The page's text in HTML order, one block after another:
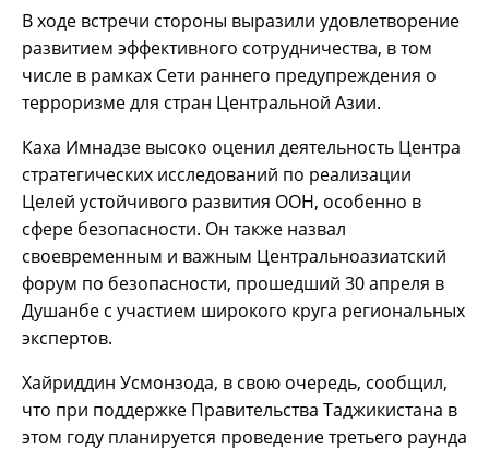
В ходе встречи стороны выразили удовлетворение
развитием эффективного сотрудничества, в том
числе в рамках Сети раннего предупреждения о
терроризме для стран Центральной Азии.
Каха Имнадзе высоко оценил деятельность Центра
стратегических исследований по реализации
Целей устойчивого развития ООН, особенно в
сфере безопасности. Он также назвал
своевременным и важным Центральноазиатский
форум по безопасности, прошедший 30 апреля в
Душанбе с участием широкого круга региональных
экспертов.
Хайриддин Усмонзода, в свою очередь, сообщил,
что при поддержке Правительства Таджикистана в
этом году планируется проведение третьего раунда